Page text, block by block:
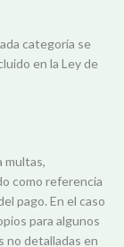
categoría se
en la Ley de
multas,
como referencia
pago. En el caso
para algunos
no detalladas en